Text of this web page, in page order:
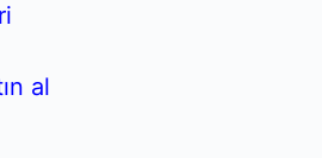
al